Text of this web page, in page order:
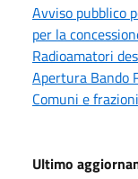
Avviso pubblico
per la
Radioamatori
Apertura Bando
Comuni e
Ultimo